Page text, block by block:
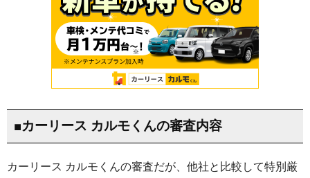
■カーリース カルモくんの審査内容
カーリース カルモくんの審査だが、他社と比較して特別厳